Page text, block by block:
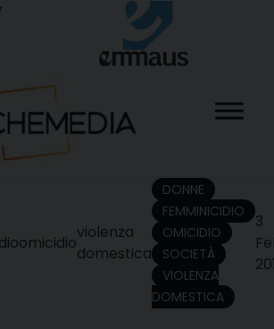
omicidio
violenza
domestica
DONNE
FEMMINICIDIO
OMICIDIO
SOCIETÀ
VIOLENZA
DOMESTICA
3